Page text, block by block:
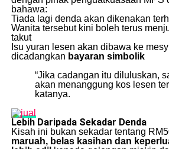
bahawa:
Tiada lagi denda akan dikenakan
Wanita tersebut kini boleh terus
takut
Isu yuran lesen akan dibawa ke
dicadangkan bayaran simbolik
“Jika cadangan itu diluluskan,
akan menanggung kos lesen
katanya.
Lebih Daripada Sekadar Denda
Kisah ini bukan sekadar tentang
maruah, belas kasihan dan